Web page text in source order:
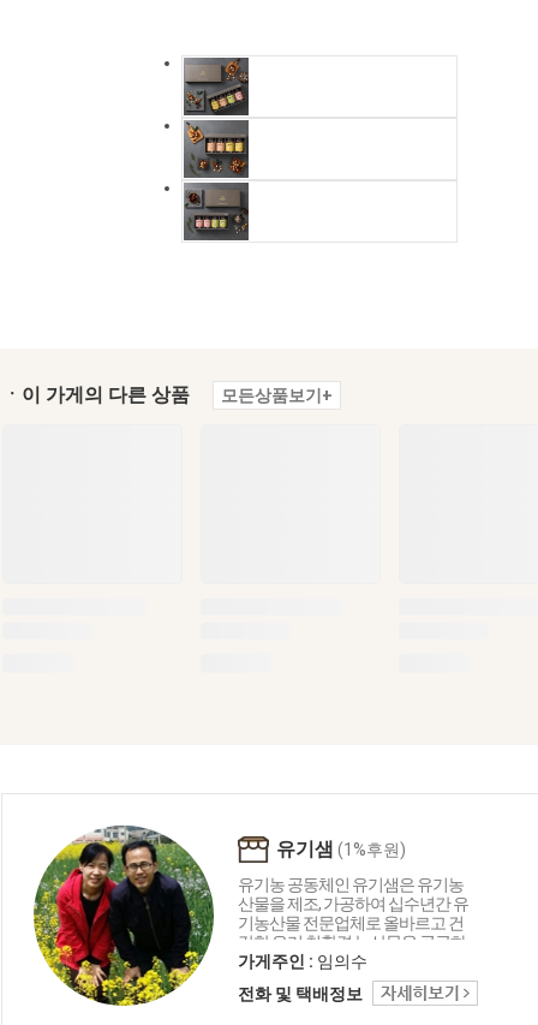
ㆍ이 가게의 다른 상품 모든상품보기+
유기샘 (1%후원)
유기농 공동체인 유기샘은 유기농
산물을 제조, 가공하여 십수년간 유
기농산물 전문업체로 올바르고 건
강한 우리 친환경 농산물을 공급하
는 생명 중심의 농업공동체입니다.
유기샘이 드리는 세 가지 약속 1.올
곧은 친환경 명인이 지은 농산물로
가게주인 : 임의수
전화 및 택배정보